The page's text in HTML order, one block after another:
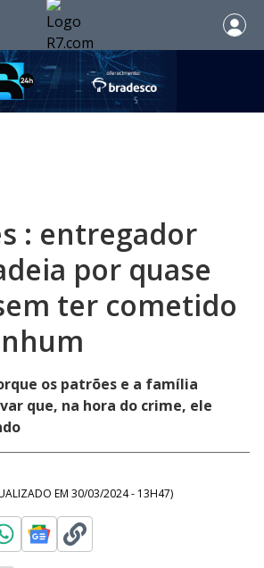
: entregador
por quase
ter cometido
os patrões e a família
que, na hora do crime, ele
EM 30/03/2024 - 13H47)